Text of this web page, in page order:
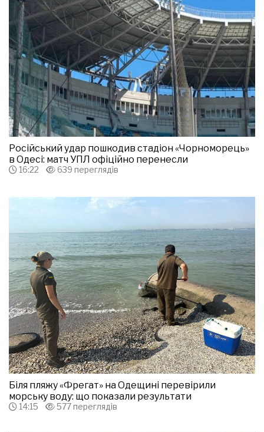
Російський удар пошкодив стадіон «Чорноморець»
в Одесі: матч УПЛ офіційно перенесли
16:22 639 переглядів
Біля пляжу «Фрегат» на Одещині перевірили
морську воду: що показали результати
14:15 577 переглядів